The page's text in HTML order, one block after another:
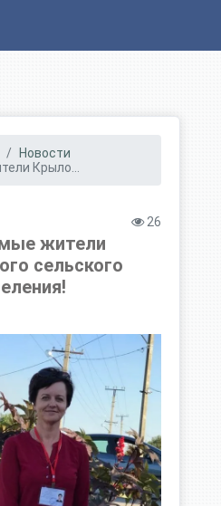
Новости
Крыло...
26
жители
сельского